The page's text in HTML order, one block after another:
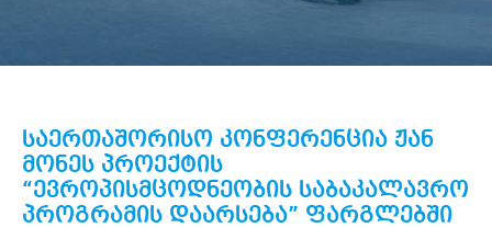
საერთაშორისო კონფერენცია ჟან
მონეს პროექტის
“ევროპისმცოდნეობის საბაკალავრო
პროგრამის დაარსება” ფარგლებში